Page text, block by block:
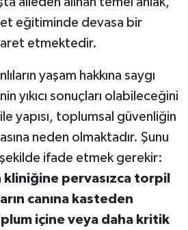
eğitiminde devasa bir
etmektedir.
yaşam hakkına saygı
yıkıcı sonuçları olabileceğini
yapısı, toplumsal güvenliğin
neden olmaktadır. Şunu
ifade etmek gerekir:
kliniğine pervasızca torpil
canına kasteden
içine veya daha kritik